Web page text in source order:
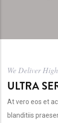
We Deliver
ULTRA
At vero eos et
blanditiis